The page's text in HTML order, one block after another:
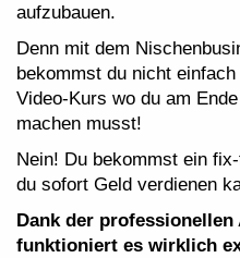
aufzubauen.
Denn mit dem
bekommst du nicht
Video-Kurs wo du am
machen musst!
Nein! Du bekommst ein
du sofort Geld verdienen
Dank der
funktioniert es wirklich